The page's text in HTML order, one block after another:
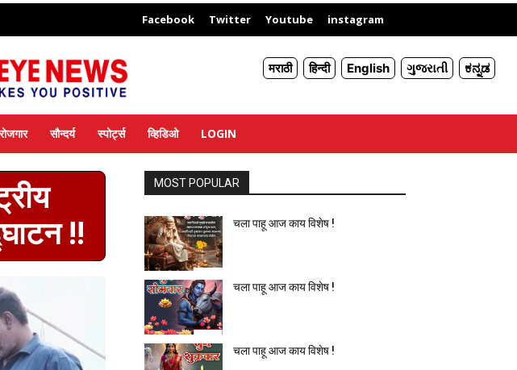
Facebook Twitter Youtube instagram
मराठी हिन्दी English ગુજરાતી ಕನ್ನಡ
रोजगार सौन्दर्य स्पोर्ट्स व्हिडिओ LOGIN
!!
MOST POPULAR
चला पाहू आज काय विशेष !
चला पाहू आज काय विशेष !
चला पाहू आज काय विशेष !